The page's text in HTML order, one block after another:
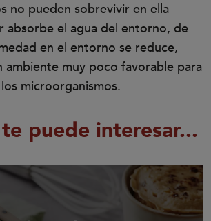
no pueden sobrevivir en ella
absorbe el agua del entorno, de
en el entorno se reduce,
ambiente muy poco favorable para
microorganismos.
puede interesar...